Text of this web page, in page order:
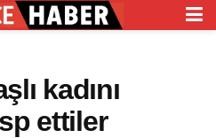
kadını
ettiler